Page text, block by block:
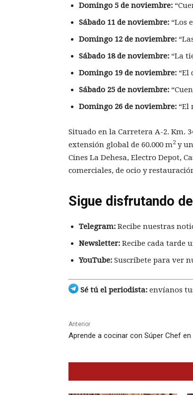
Domingo 5 de noviembre:
Sábado 11 de noviembre: “Los
Domingo 12 de noviembre:
Sábado 18 de noviembre: “La
Domingo 19 de noviembre: “El
Sábado 25 de noviembre:
Domingo 26 de noviembre: “El
Situado en la Carretera A-2. Km.
extensión global de 60.000 m2 y
Cines La Dehesa, Electro Depot,
comerciales, de ocio y
Sigue disfrutando
Telegram: Recibe nuestras
Newsletter: Recibe cada tarde
YouTube: Suscríbete para ver
Sé tú el periodista: envíanos
Anterior
Aprende a cocinar con Súper Chef en